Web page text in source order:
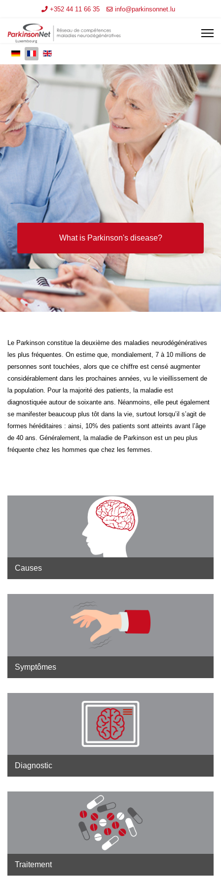
+352 44 11 66 35 info@parkinsonnet.lu
What is Parkinson's disease?
Le Parkinson constitue la deuxième des maladies neurodégénératives
les plus fréquentes. On estime que, mondialement, 7 à 10 millions de
personnes sont touchées, alors que ce chiffre est censé augmenter
considérablement dans les prochaines années, vu le vieillissement de
la population. Pour la majorité des patients, la maladie est
diagnostiquée autour de soixante ans. Néanmoins, elle peut également
se manifester beaucoup plus tôt dans la vie, surtout lorsqu’il s’agit de
formes héréditaires : ainsi, 10% des patients sont atteints avant l’âge
de 40 ans. Généralement, la maladie de Parkinson est un peu plus
fréquente chez les hommes que chez les femmes.
Causes
Symptômes
Diagnostic
Traitement